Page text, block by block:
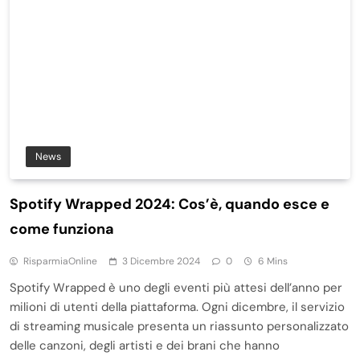
News
Spotify Wrapped 2024: Cos’è, quando esce e
come funziona
RisparmiaOnline 3 Dicembre 2024 0 6 Mins
Spotify Wrapped è uno degli eventi più attesi dell’anno per
milioni di utenti della piattaforma. Ogni dicembre, il servizio
di streaming musicale presenta un riassunto personalizzato
delle canzoni, degli artisti e dei brani che hanno